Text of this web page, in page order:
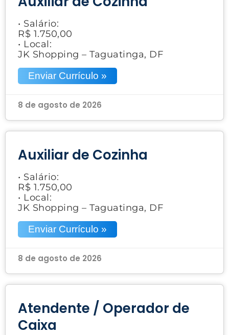
• Salário:
R$ 1.750,00
• Local:
JK Shopping – Taguatinga, DF
Enviar Currículo »
8 de agosto de 2026
Auxiliar de Cozinha
• Salário:
R$ 1.750,00
• Local:
JK Shopping – Taguatinga, DF
Enviar Currículo »
8 de agosto de 2026
Atendente / Operador de
Caixa